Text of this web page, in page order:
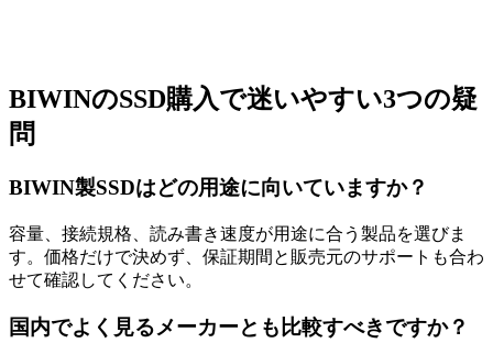
BIWINのSSD購入で迷いやすい3つの疑
問
BIWIN製SSDはどの用途に向いていますか？
容量、接続規格、読み書き速度が用途に合う製品を選びま
す。価格だけで決めず、保証期間と販売元のサポートも合わ
せて確認してください。
国内でよく見るメーカーとも比較すべきですか？